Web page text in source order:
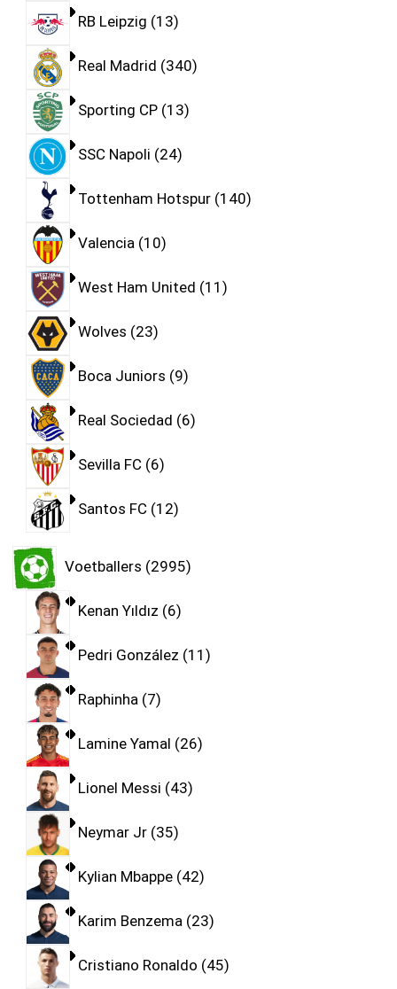
RB Leipzig 13
Real Madrid 340
Sporting CP 13
SSC Napoli 24
Tottenham Hotspur 140
Valencia 10
West Ham United 11
Wolves 23
Boca Juniors 9
Real Sociedad 6
Sevilla FC 6
Santos FC 12
Voetballers 2995
Kenan Yıldız 6
Pedri González 11
Raphinha 7
Lamine Yamal 26
Lionel Messi 43
Neymar Jr 35
Kylian Mbappe 42
Karim Benzema 23
Cristiano Ronaldo 45